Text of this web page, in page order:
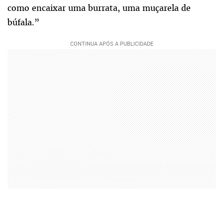
como encaixar uma burrata, uma muçarela de
búfala.”